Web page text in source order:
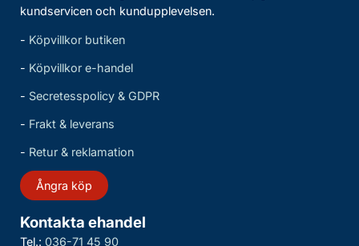
kundservicen och kundupplevelsen.
- Köpvillkor butiken
- Köpvillkor e-handel
- Secretesspolicy & GDPR
- Frakt & leverans
- Retur & reklamation
Ångra köp
Kontakta ehandel
Tel.: 036-71 45 90